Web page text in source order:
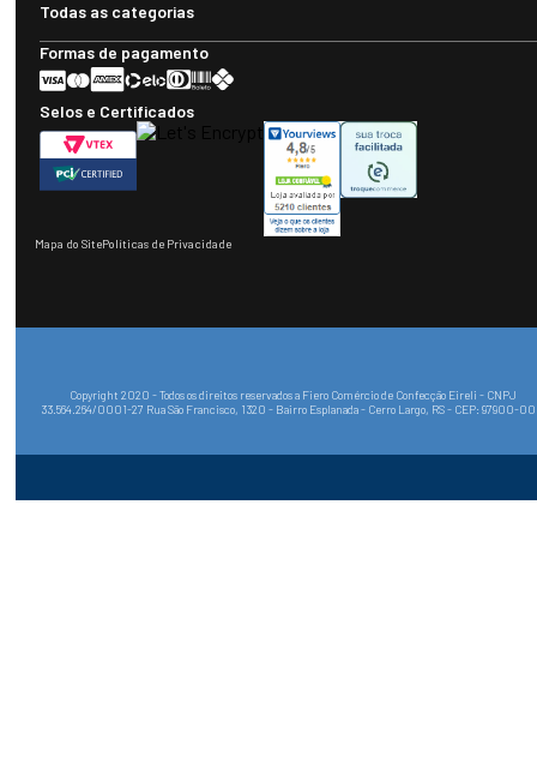
Todas as categorias
Formas de pagamento
Selos e Certificados
Mapa do SitePolíticas de Privacidade
Copyright 2020 - Todos os direitos reservados a Fiero Comércio de Confecção Eireli - CNPJ
33.564.264/0001-27 Rua São Francisco, 1320 - Bairro Esplanada - Cerro Largo, RS - CEP: 97900-